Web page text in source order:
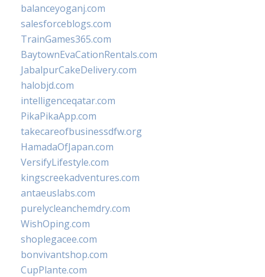
balanceyoganj.com
salesforceblogs.com
TrainGames365.com
BaytownEvaCationRentals.com
JabalpurCakeDelivery.com
halobjd.com
intelligenceqatar.com
PikaPikaApp.com
takecareofbusinessdfw.org
HamadaOfJapan.com
VersifyLifestyle.com
kingscreekadventures.com
antaeuslabs.com
purelycleanchemdry.com
WishOping.com
shoplegacee.com
bonvivantshop.com
CupPlante.com